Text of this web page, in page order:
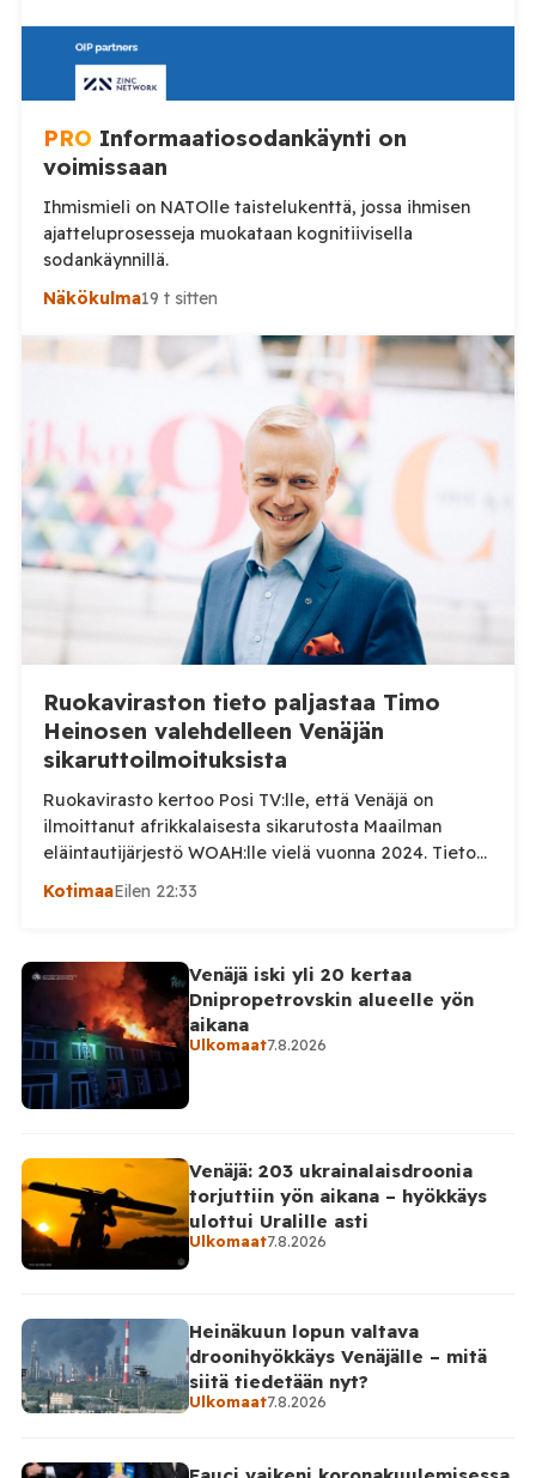
PRO Informaatiosodankäynti on
voimissaan
Ihmismieli on NATOlle taistelukenttä, jossa ihmisen
ajatteluprosesseja muokataan kognitiivisella
sodankäynnillä.
Näkökulma19 t sitten
Ruokaviraston tieto paljastaa Timo
Heinosen valehdelleen Venäjän
sikaruttoilmoituksista
Ruokavirasto kertoo Posi TV:lle, että Venäjä on
ilmoittanut afrikkalaisesta sikarutosta Maailman
eläintautijärjestö WOAH:lle vielä vuonna 2024. Tieto
haastaa kokoomuksen kansanedustaja Timo Heinosen
ilmoittanut tuoreesta Virolahden tapauksesta sekä
WOAH:n kautta että suoraan Venäjän
eläinlääkintäviranomaisille. Ruokavirasto kertoi Posi
TV:lle tarkempia tietoja Suomen ensimmäisestä
afrikkalaisen sikaruton tapauksesta sekä
eläintautitietojen vaihdosta […]
KotimaaEilen 22:33
Venäjä iski yli 20 kertaa
Dnipropetrovskin alueelle yön
aikana
Ulkomaat7.8.2026
Venäjä: 203 ukrainalaisdroonia
torjuttiin yön aikana – hyökkäys
ulottui Uralille asti
Ulkomaat7.8.2026
Heinäkuun lopun valtava
droonihyökkäys Venäjälle – mitä
siitä tiedetään nyt?
Ulkomaat7.8.2026